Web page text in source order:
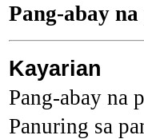
Pang-abay
Kayarian
Pang-abay na
Panuring sa